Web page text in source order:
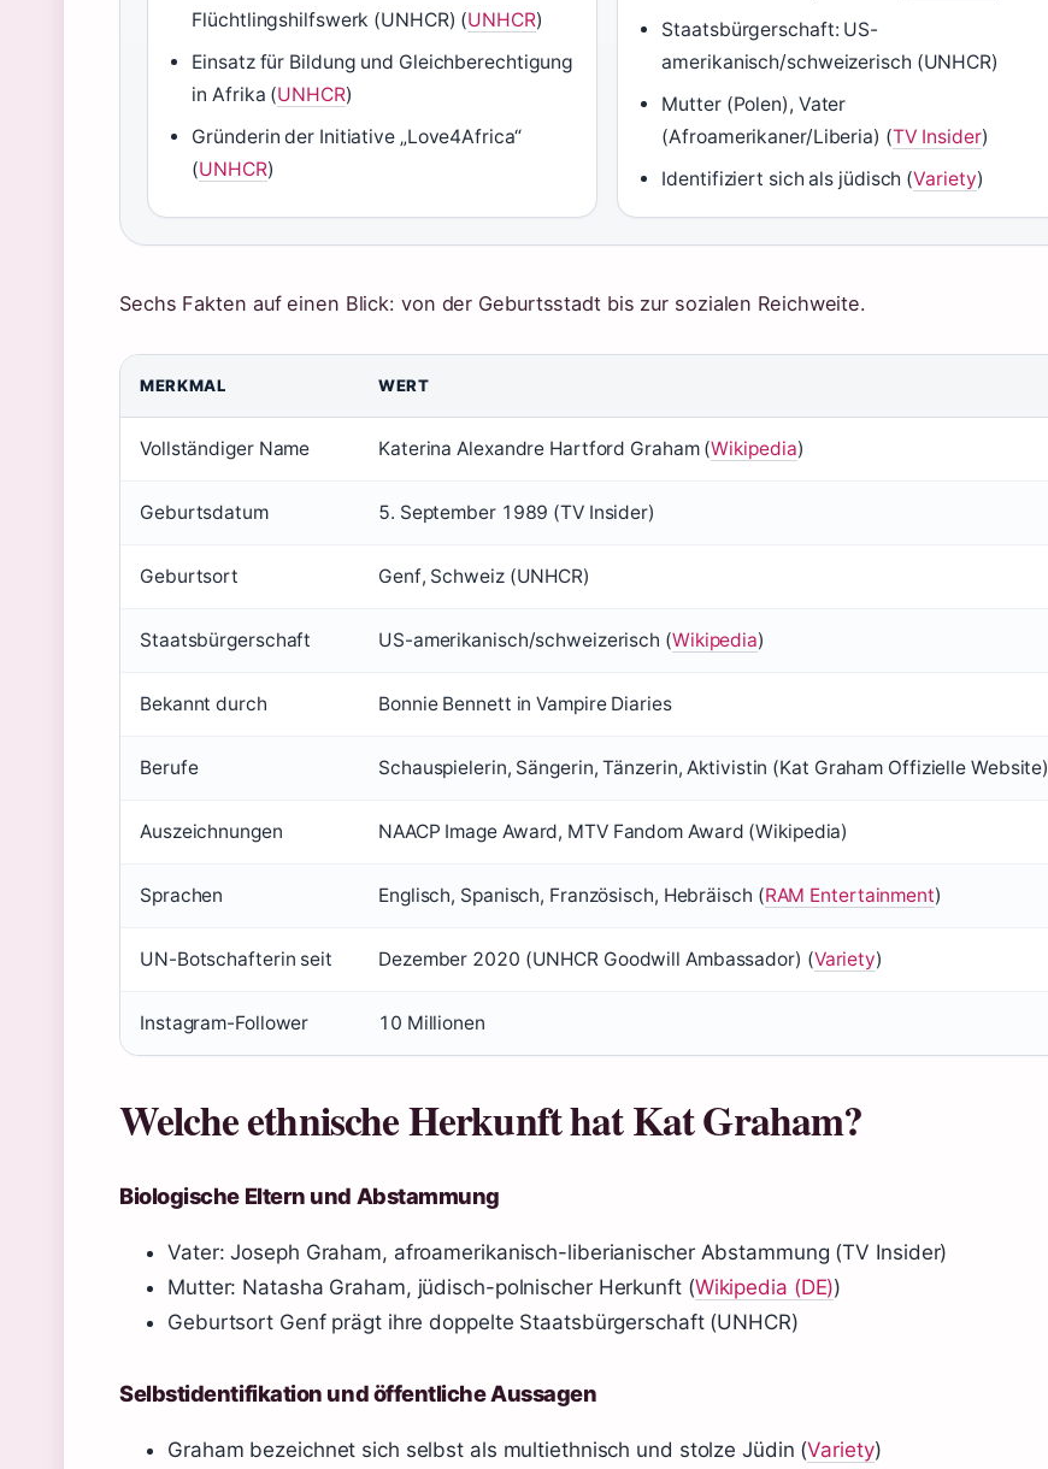
Flüchtlingshilfswerk (UNHCR) (UNHCR)
Einsatz für Bildung und Gleichberechtigung
in Afrika (UNHCR)
Gründerin der Initiative „Love4Africa“
(UNHCR)
Staatsbürgerschaft: US-
amerikanisch/schweizerisch (UNHCR)
Mutter (Polen), Vater
(Afroamerikaner/Liberia) (TV Insider)
Identifiziert sich als jüdisch (Variety)
Sechs Fakten auf einen Blick: von der Geburtsstadt bis zur sozialen Reichweite.
MERKMAL WERT
Vollständiger Name Katerina Alexandre Hartford Graham (Wikipedia)
Geburtsdatum 5. September 1989 (TV Insider)
Geburtsort Genf, Schweiz (UNHCR)
Staatsbürgerschaft US-amerikanisch/schweizerisch (Wikipedia)
Bekannt durch Bonnie Bennett in Vampire Diaries
Berufe Schauspielerin, Sängerin, Tänzerin, Aktivistin (Kat Graham Offizielle Website)
Auszeichnungen NAACP Image Award, MTV Fandom Award (Wikipedia)
Sprachen Englisch, Spanisch, Französisch, Hebräisch (RAM Entertainment)
UN-Botschafterin seit Dezember 2020 (UNHCR Goodwill Ambassador) (Variety)
Instagram-Follower 10 Millionen
Welche ethnische Herkunft hat Kat Graham?
Biologische Eltern und Abstammung
Vater: Joseph Graham, afroamerikanisch-liberianischer Abstammung (TV Insider)
Mutter: Natasha Graham, jüdisch-polnischer Herkunft (Wikipedia (DE))
Geburtsort Genf prägt ihre doppelte Staatsbürgerschaft (UNHCR)
Selbstidentifikation und öffentliche Aussagen
Graham bezeichnet sich selbst als multiethnisch und stolze Jüdin (Variety)